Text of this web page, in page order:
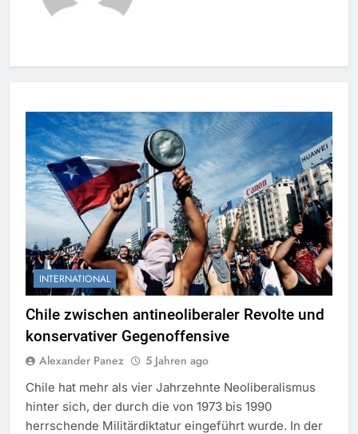
INTERNATIONAL
Chile zwischen antineoliberaler Revolte und
konservativer Gegenoffensive
Alexander Panez 5 Jahren ago
Chile hat mehr als vier Jahrzehnte Neoliberalismus
hinter sich, der durch die von 1973 bis 1990
herrschende Militärdiktatur eingeführt wurde. In der